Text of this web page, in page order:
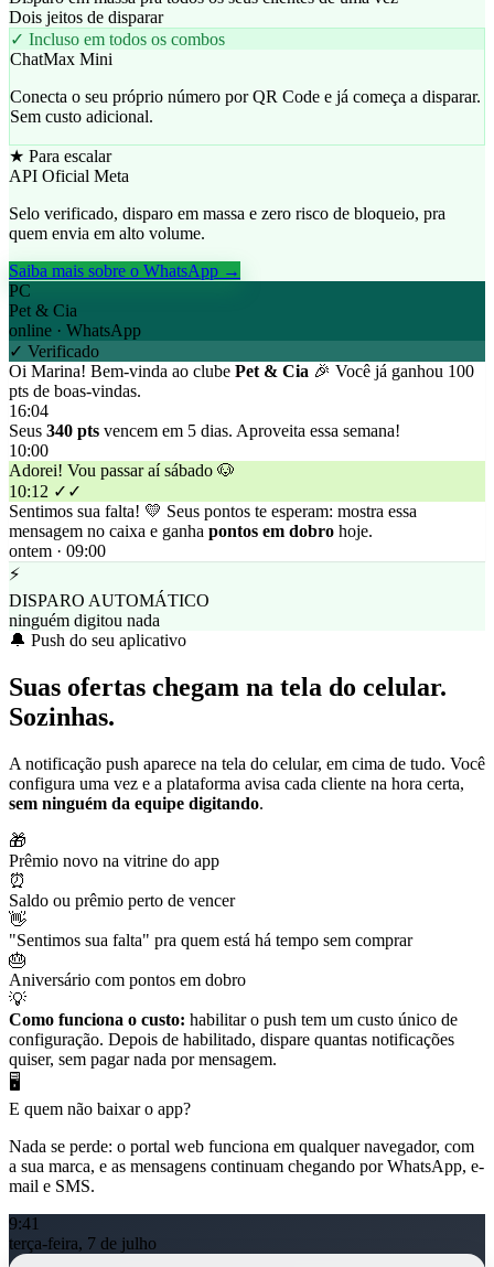
Dois jeitos de disparar
✓ Incluso em todos os combos
ChatMax Mini
Conecta o seu próprio número por QR Code e já começa a disparar.
Sem custo adicional.
★ Para escalar
API Oficial Meta
Selo verificado, disparo em massa e zero risco de bloqueio, pra
quem envia em alto volume.
Saiba mais sobre o WhatsApp →
PC
Pet & Cia
online · WhatsApp
✓ Verificado
Oi Marina! Bem-vinda ao clube Pet & Cia 🎉 Você já ganhou 100
pts de boas-vindas.
16:04
Seus 340 pts vencem em 5 dias. Aproveita essa semana!
10:00
Adorei! Vou passar aí sábado 🐶
10:12 ✓✓
Sentimos sua falta! 💛 Seus pontos te esperam: mostra essa
mensagem no caixa e ganha pontos em dobro hoje.
ontem · 09:00
⚡
DISPARO AUTOMÁTICO
ninguém digitou nada
🔔 Push do seu aplicativo
Suas ofertas chegam na tela do celular.
Sozinhas.
A notificação push aparece na tela do celular, em cima de tudo. Você
configura uma vez e a plataforma avisa cada cliente na hora certa,
sem ninguém da equipe digitando.
🎁
Prêmio novo na vitrine do app
⏰
Saldo ou prêmio perto de vencer
👋
"Sentimos sua falta" pra quem está há tempo sem comprar
🎂
Aniversário com pontos em dobro
💡
Como funciona o custo: habilitar o push tem um custo único de
configuração. Depois de habilitado, dispare quantas notificações
quiser, sem pagar nada por mensagem.
🖥️
E quem não baixar o app?
Nada se perde: o portal web funciona em qualquer navegador, com
a sua marca, e as mensagens continuam chegando por WhatsApp, e-
mail e SMS.
9:41
terça-feira, 7 de julho